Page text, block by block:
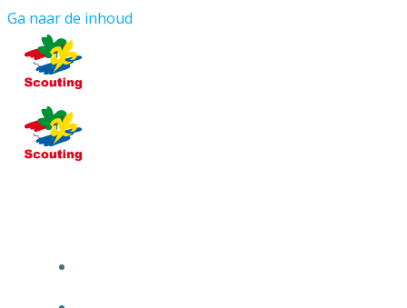
Ga naar de inhoud